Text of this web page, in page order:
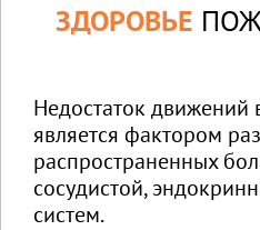
ЗДОРОВЬЕ
Недостаток движений
является фактором
распространенных
сосудистой,
систем.